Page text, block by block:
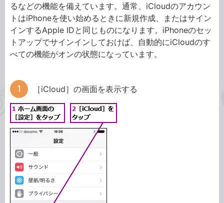
るなどの機能を備えています。通常、iCloudのアカウン
トはiPhoneを使い始めるときに新規作成、またはサイン
インするApple IDと同じものになります。iPhoneのセッ
トアップでサインインしておけば、自動的にiCloudのす
べての機能がオンの状態になっています。
［iCloud］の画面を表示する